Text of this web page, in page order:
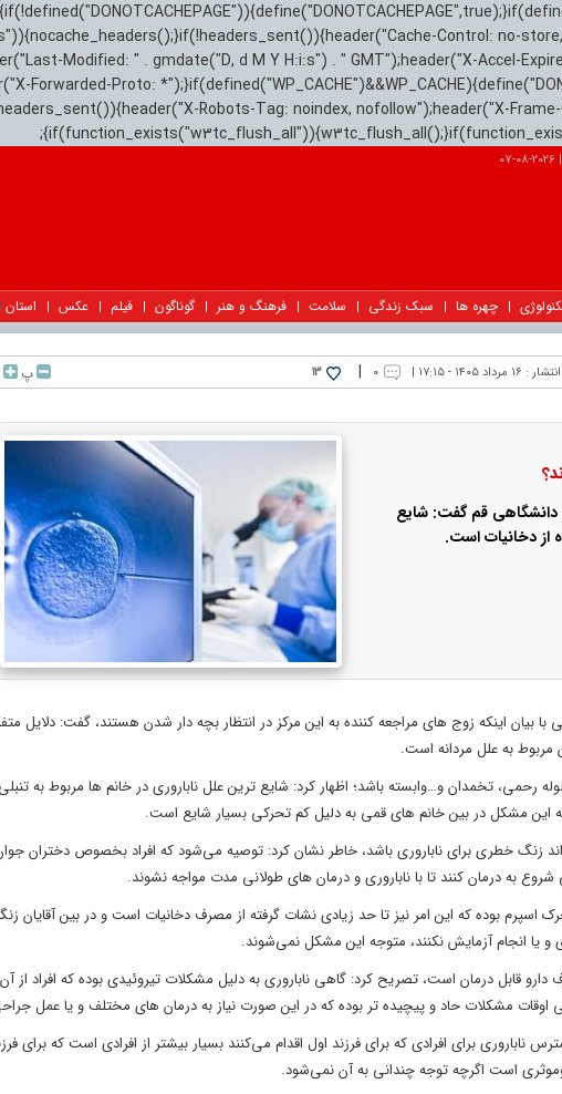
Control: no-
Modified: " . gmdate("D, d M Y H:i:s") . " GMT");header("X-Accel-
Forwarded-Proto:
Robots-Tag: noindex, nofollow");header("X-
|
2026-08-07
چهره ها سبک زندگی سلامت فرهنگ و هنر گوناگون فیلم عکس استان
: ۱۶ مرداد ۱۴۰۵ - ۱۷:۱۵ | ۰ |
13 پ
دانشگاهی قم گفت: شایع
از دخانیات است.
با بیان اینکه زوج های مراجعه کننده به این مرکز در انتظار بچه دار شدن هستند، گفت: دلایل
رحمی، تخمدان و…وابسته باشد؛ اظهار کرد: شایع ترین علل ناباروری در خانم ها مربوط به
زنگ خطری برای ناباروری باشد، خاطر نشان کرد: توصیه می‌شود که افراد بخصوص دختران
به درمان کنند تا با ناباروری و درمان های طولانی مدت مواجه نشوند.
اسپرم بوده که این امر نیز تا حد زیادی نشات گرفته از مصرف دخانیات است و در بین آقایان
و یا انجام آزمایش نکنند، متوجه این مشکل نمی‌شوند.
دارو قابل درمان است، تصریح کرد: گاهی ناباروری به دلیل مشکلات تیروئیدی بوده که افراد از
اوقات مشکلات حاد و پیچیده تر بوده که در این صورت نیاز به درمان های مختلف و یا عمل
ناباروری برای افرادی که برای فرزند اول اقدام می‌کنند بسیار بیشتر از افرادی است که برای
است اگرچه توجه چندانی به آن نمی‌شود.